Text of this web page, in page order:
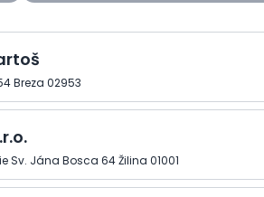
Breza 02953
Sv. Jána Bosca 64 Žilina 01001